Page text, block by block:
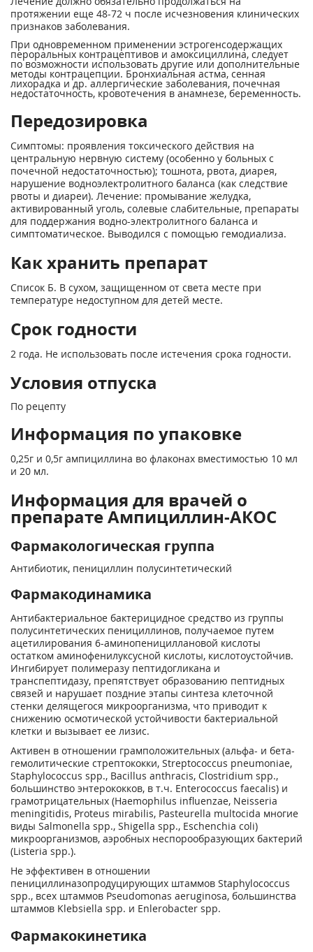
протяжении еще 48-72 ч после исчезновения клинических
признаков заболевания.
При одновременном применении эстрогенсодержащих
пероральных контрацептивов и амоксициллина, следует
по возможности использовать другие или дополнительные
методы контрацепции. Бронхиальная астма, сенная
лихорадка и др. аллергические заболевания, почечная
недостаточность, кровотечения в анамнезе, беременность.
Передозировка
Симптомы: проявления токсического действия на
центральную нервную систему (особенно у больных с
почечной недостаточностью); тошнота, рвота, диарея,
нарушение водно­электролитного баланса (как следствие
рвоты и диареи). Лечение: промывание желудка,
активированный уголь, солевые слабительные, препараты
для поддержания водно-электролитного баланса и
симптоматическое. Выводился с помощью гемодиализа.
Как хранить препарат
Список Б. В сухом, защищенном от света месте при
температуре недоступном для детей месте.
Срок годности
2 года. Не использовать после истечения срока годности.
Условия отпуска
По рецепту
Информация по упаковке
0,25г и 0,5г ампициллина во флаконах вместимостью 10 мл
и 20 мл.
Информация для врачей о
препарате Ампициллин-АКОС
Фармакологическая группа
Антибиотик, пенициллин полусинтетический
Фармакодинамика
Антибактериальное бактерицидное средство из группы
полусинтетических пенициллинов, получаемое путем
ацетилирования 6-аминопенициллановой кислоты
остатком аминофенилуксусной кислоты, кислотоустойчив.
Ингибирует полимеразу пептидогликана и
транспептидазу, препятствует образованию пептидных
связей и нарушает поздние этапы синтеза клеточной
стенки делящегося микроорганизма, что приводит к
снижению осмотической устойчивости бактериальной
клетки и вызывает ее лизис.
Активен в отношении грамположительных (альфа- и бета-
гемолитические стрептококки, Streptococcus pneumoniae,
Staphylococcus spp., Bacillus anthracis, Clostridium spp.,
большинство энтерококков, в т.ч. Enterococcus faecalis) и
грамотрицательных (Haemophilus influenzae, Neisseria
meningitidis, Proteus mirabilis, Pasteurella multocida многие
виды Salmonella spp., Shigella spp., Eschenchia coli)
микроорганизмов, аэробных неспорообразующих бактерий
(Listeria spp.).
He эффективен в отношении
пенициллиназопродуцирующих штаммов Staphylococcus
spp., всех штаммов Pseudomonas aeruginosa, большинства
штаммов Klebsiella spp. и Enlerobacter spp.
Фармакокинетика